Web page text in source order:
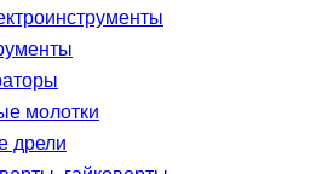
молотки
дрели